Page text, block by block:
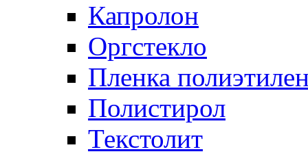
Капролон
Оргстекло
Пленка
Полистирол
Текстолит